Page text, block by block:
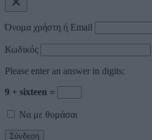
Όνομα χρήστη ή Email
Κωδικός
Please enter an answer in digits:
9 + sixteen =
Να με θυμάσαι